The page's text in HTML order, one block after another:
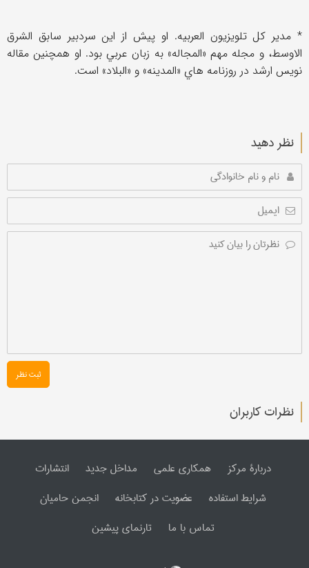
* مدیر کل تلویزیون العربیه. او پيش از اين سردبیر سابق الشرق
الاوسط، و مجله مهم «المجاله» به زبان عربي بود. او همچنین مقاله
نویس ارشد در روزنامه هاي «المدینه» و «البلاد» است.
نظر دهید
ثبت نظر
نظرات کاربران
دربارۀ مرکز همکاری علمی مداخل جدید
انتشارات
شرایط استفاده
عضویت در کتابخانه
انجمن حامیان
تماس با ما
تارنمای پیشین